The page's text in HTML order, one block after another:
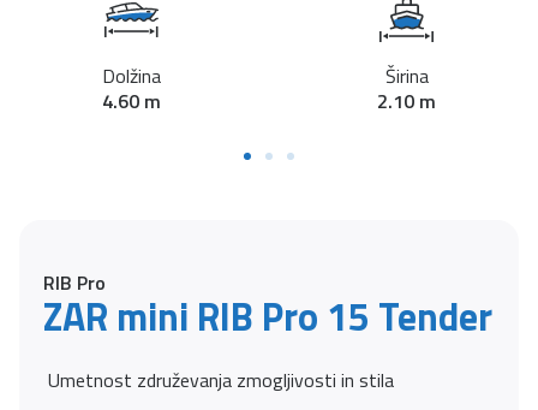
Dolžina
4.60 m
Širina
2.10 m
RIB Pro
ZAR mini RIB Pro 15 Tender
Umetnost združevanja zmogljivosti in stila